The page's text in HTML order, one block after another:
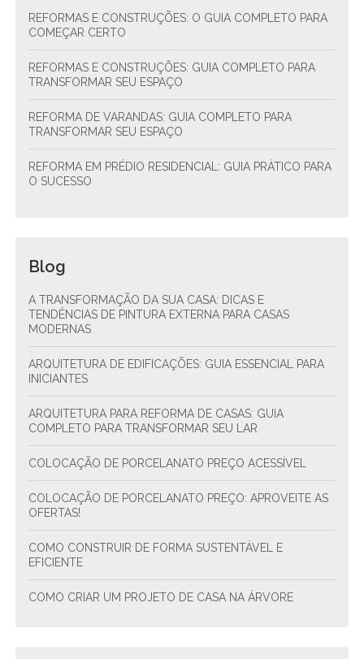
REFORMAS E CONSTRUÇÕES: O GUIA COMPLETO PARA
COMEÇAR CERTO
REFORMAS E CONSTRUÇÕES: GUIA COMPLETO PARA
TRANSFORMAR SEU ESPAÇO
REFORMA DE VARANDAS: GUIA COMPLETO PARA
TRANSFORMAR SEU ESPAÇO
REFORMA EM PRÉDIO RESIDENCIAL: GUIA PRÁTICO PARA
O SUCESSO
Blog
A TRANSFORMAÇÃO DA SUA CASA: DICAS E
TENDÊNCIAS DE PINTURA EXTERNA PARA CASAS
MODERNAS
ARQUITETURA DE EDIFICAÇÕES: GUIA ESSENCIAL PARA
INICIANTES
ARQUITETURA PARA REFORMA DE CASAS: GUIA
COMPLETO PARA TRANSFORMAR SEU LAR
COLOCAÇÃO DE PORCELANATO PREÇO ACESSÍVEL
COLOCAÇÃO DE PORCELANATO PREÇO: APROVEITE AS
OFERTAS!
COMO CONSTRUIR DE FORMA SUSTENTÁVEL E
EFICIENTE
COMO CRIAR UM PROJETO DE CASA NA ÁRVORE